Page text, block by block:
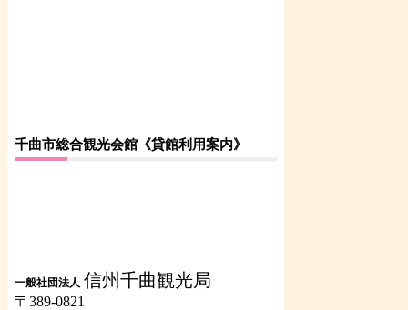
千曲市総合観光会館《貸館利用案内》
一般社団法人 信州千曲観光局
〒389-0821